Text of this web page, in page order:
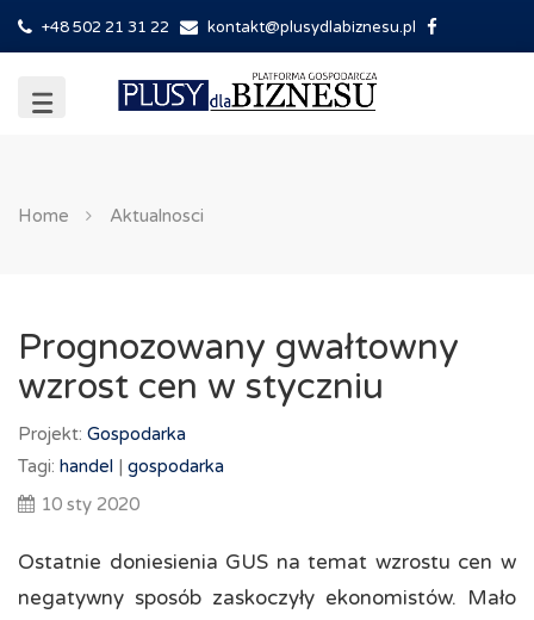
+48 502 21 31 22 kontakt@plusydlabiznesu.pl
Home Aktualnosci
Prognozowany gwałtowny
wzrost cen w styczniu
Projekt: Gospodarka
Tagi: handel | gospodarka
10 sty 2020
Ostatnie doniesienia GUS na temat wzrostu cen w
negatywny sposób zaskoczyły ekonomistów. Mało